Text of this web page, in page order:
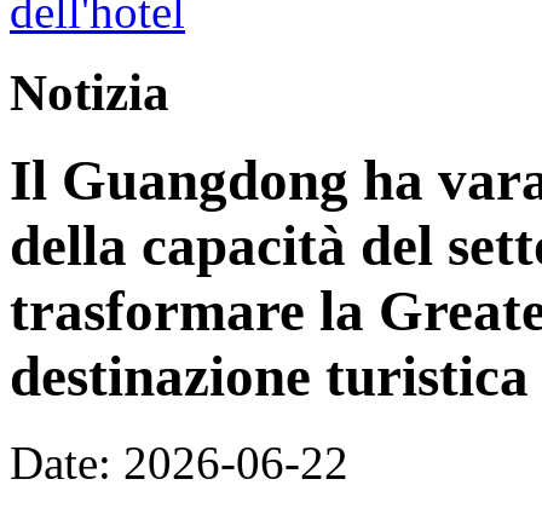
Notizia
Il Guangdong ha
della capacità del
trasformare la
destinazione
Date: 2026-06-22